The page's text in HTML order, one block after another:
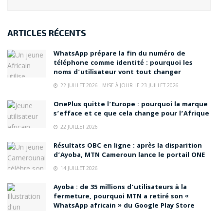
ARTICLES RÉCENTS
WhatsApp prépare la fin du numéro de
téléphone comme identité : pourquoi les
noms d’utilisateur vont tout changer
22 JUILLET 2026 - MISE À JOUR LE 23 JUILLET 2026
OnePlus quitte l’Europe : pourquoi la marque
s’efface et ce que cela change pour l’Afrique
22 JUILLET 2026
Résultats OBC en ligne : après la disparition
d’Ayoba, MTN Cameroun lance le portail ONE
14 JUILLET 2026
Ayoba : de 35 millions d’utilisateurs à la
fermeture, pourquoi MTN a retiré son «
WhatsApp africain » du Google Play Store